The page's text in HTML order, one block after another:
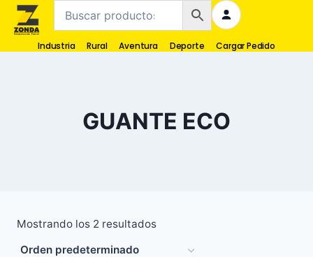
Industria Rural Aventura Deporte Cargar Pedido
GUANTE ECO
Mostrando los 2 resultados